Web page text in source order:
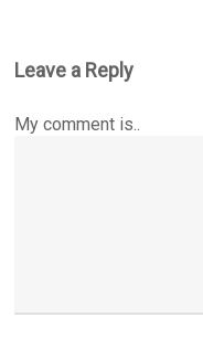
Leave a Reply
My comment is..